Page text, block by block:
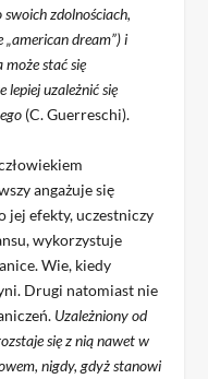
zdolnościach,
„american dream”) i
może stać się
lepiej uzależnić się
(C. Guerreschi).
angażuje się
jej efekty, uczestniczy
wykorzystuje
Wie, kiedy
Drugi natomiast nie
Uzależniony od
się z nią nawet w
nigdy, gdyż stanowi